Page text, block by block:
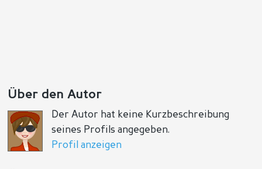
Über den Autor
Der Autor hat keine Kurzbeschreibung
seines Profils angegeben.
Profil anzeigen